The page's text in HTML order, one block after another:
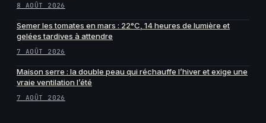
8 AOÛT 2026
Semer les tomates en mars : 22°C, 14 heures de lumière et
gelées tardives à attendre
7 AOÛT 2026
Maison serre : la double peau qui réchauffe l’hiver et exige une
vraie ventilation l’été
7 AOÛT 2026